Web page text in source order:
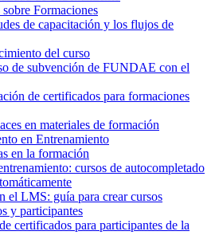
Formaciones
de capacitación y los flujos de
del curso
de subvención de FUNDAE con el
de certificados para formaciones
en materiales de formación
en Entrenamiento
en la formación
cursos de autocompletado
el LMS: guía para crear cursos
y participantes
certificados para participantes de la